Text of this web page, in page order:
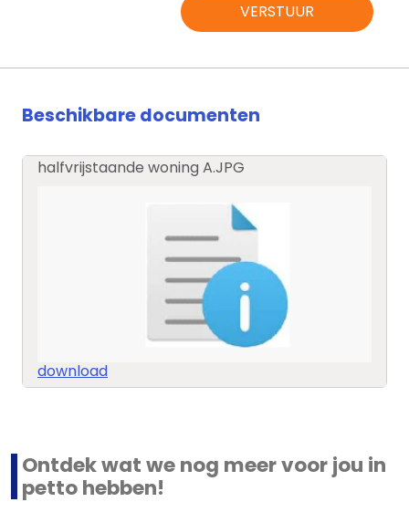
VERSTUUR
Beschikbare documenten
halfvrijstaande woning A.JPG
download
Ontdek wat we nog meer voor jou in
petto hebben!